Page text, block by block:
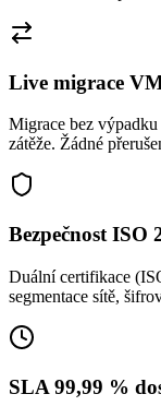
Live migrace
Migrace bez
zátěže. Žádné
Bezpečnost ISO
Duální certifikace
segmentace sítě,
SLA 99,99 %